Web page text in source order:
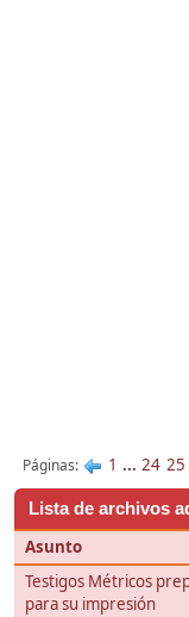
Páginas 1 ... 24 25
Lista de archivos
Asunto
Testigos Métricos
para su impresión